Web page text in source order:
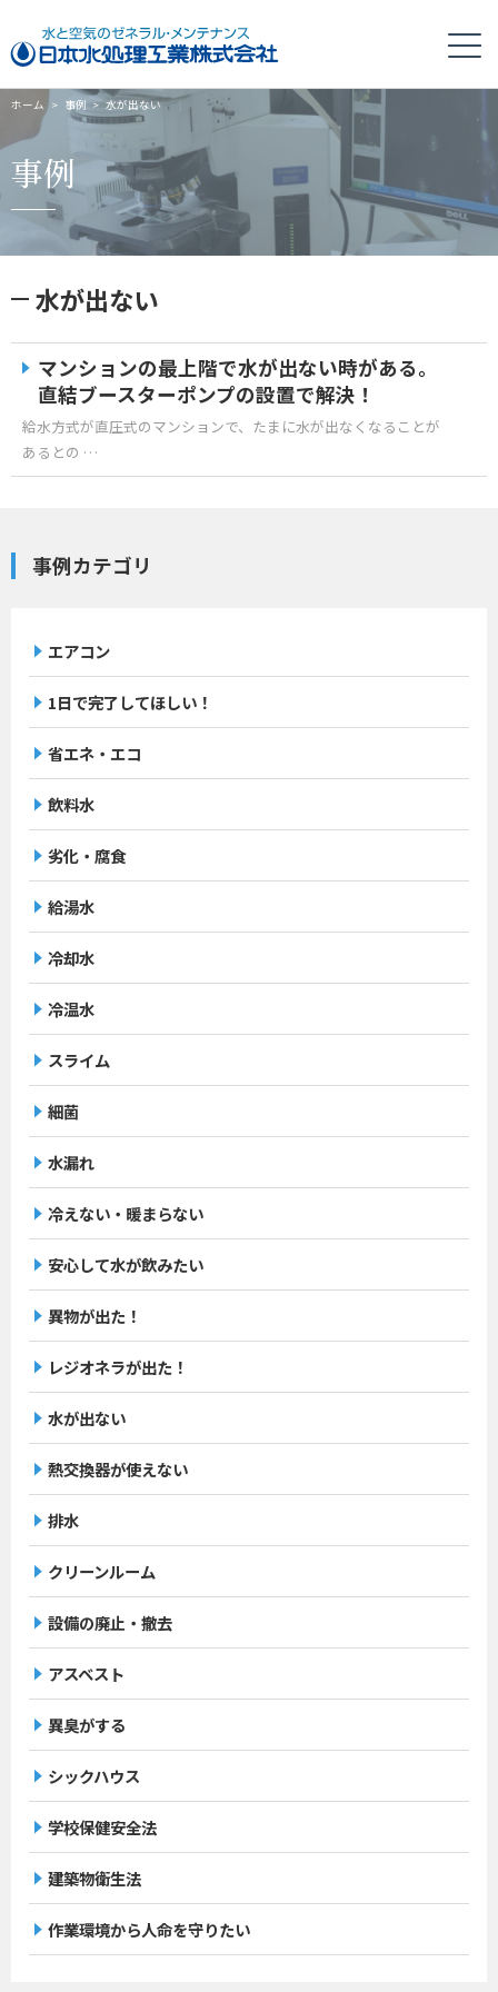
事例
ホーム > 事例 > 水が出ない
水が出ない
マンションの最上階で水が出ない時がある。
直結ブースターポンプの設置で解決！
給水方式が直圧式のマンションで、たまに水が出なくなることが
あるとの …
事例カテゴリ
エアコン
1日で完了してほしい！
省エネ・エコ
飲料水
劣化・腐食
給湯水
冷却水
冷温水
スライム
細菌
水漏れ
冷えない・暖まらない
安心して水が飲みたい
異物が出た！
レジオネラが出た！
水が出ない
熱交換器が使えない
排水
クリーンルーム
設備の廃止・撤去
アスベスト
異臭がする
シックハウス
学校保健安全法
建築物衛生法
作業環境から人命を守りたい